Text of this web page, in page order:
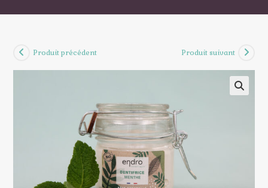
Produit précédent Produit suivant